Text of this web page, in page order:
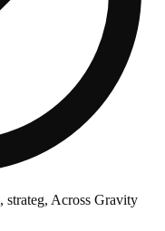
, strateg, Across Gravity